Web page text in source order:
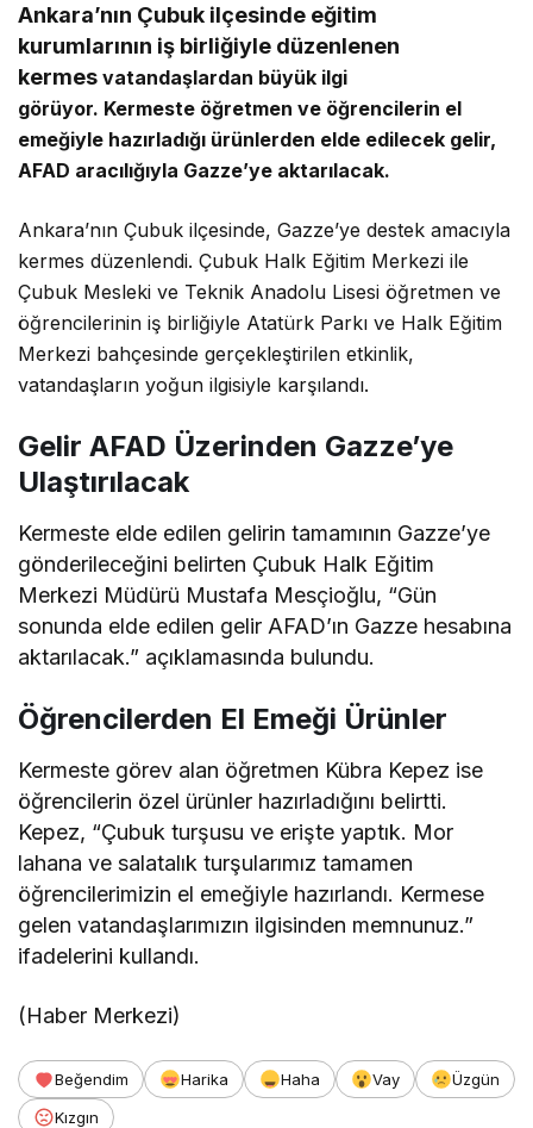
Ankara’nın Çubuk ilçesinde eğitim
kurumlarının iş birliğiyle düzenlenen
kermesvatandaşlardan büyük ilgi
görüyor. Kermeste öğretmen ve öğrencilerin el
emeğiyle hazırladığı ürünlerden elde edilecek gelir,
AFAD aracılığıyla Gazze’ye aktarılacak.
Ankara’nın Çubuk ilçesinde, Gazze’ye destek amacıyla
kermes düzenlendi. Çubuk Halk Eğitim Merkezi ile
Çubuk Mesleki ve Teknik Anadolu Lisesi öğretmen ve
öğrencilerinin iş birliğiyle Atatürk Parkı ve Halk Eğitim
Merkezi bahçesinde gerçekleştirilen etkinlik,
vatandaşların yoğun ilgisiyle karşılandı.
Gelir AFAD Üzerinden Gazze’ye
Ulaştırılacak
Kermeste elde edilen gelirin tamamının Gazze’ye
gönderileceğini belirten Çubuk Halk Eğitim
Merkezi Müdürü Mustafa Mesçioğlu, “Gün
sonunda elde edilen gelir AFAD’ın Gazze hesabına
aktarılacak.” açıklamasında bulundu.
Öğrencilerden El Emeği Ürünler
Kermeste görev alan öğretmen Kübra Kepez ise
öğrencilerin özel ürünler hazırladığını belirtti.
Kepez, “Çubuk turşusu ve erişte yaptık. Mor
lahana ve salatalık turşularımız tamamen
öğrencilerimizin el emeğiyle hazırlandı. Kermese
gelen vatandaşlarımızın ilgisinden memnunuz.”
ifadelerini kullandı.
(Haber Merkezi)
Beğendim Harika Haha Vay
Üzgün
Kızgın